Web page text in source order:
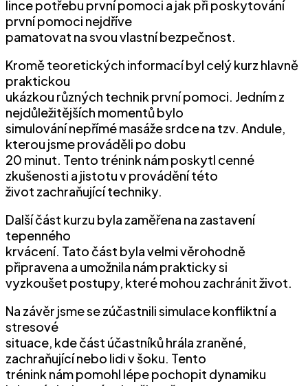
lince potřebu první pomoci a jak při poskytování
první pomoci nejdříve
pamatovat na svou vlastní bezpečnost.
Kromě teoretických informací byl celý kurz hlavně
praktickou
ukázkou různých technik první pomoci. Jedním z
nejdůležitějších momentů bylo
simulování nepřímé masáže srdce na tzv. Andule,
kterou jsme prováděli po dobu
20 minut. Tento trénink nám poskytl cenné
zkušenosti a jistotu v provádění této
život zachraňující techniky.
Další část kurzu byla zaměřena na zastavení
tepenného
krvácení. Tato část byla velmi věrohodně
připravena a umožnila nám prakticky si
vyzkoušet postupy, které mohou zachránit život.
Na závěr jsme se zúčastnili simulace konfliktní a
stresové
situace, kde část účastníků hrála zraněné,
zachraňující nebo lidi v šoku. Tento
trénink nám pomohl lépe pochopit dynamiku